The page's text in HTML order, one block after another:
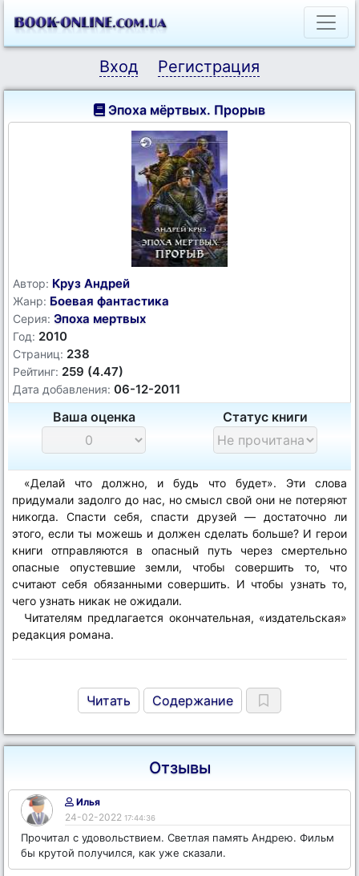
Вход Регистрация
Эпоха мёртвых. Прорыв
Автор: Круз Андрей
Жанр: Боевая фантастика
Серия: Эпоха мертвых
Год: 2010
Страниц: 238
Рейтинг: 259 (4.47)
Дата добавления: 06-12-2011
Ваша оценка Статус книги
«Делай что должно, и будь что будет». Эти слова
придумали задолго до нас, но смысл свой они не потеряют
никогда. Спасти себя, спасти друзей — достаточно ли
этого, если ты можешь и должен сделать больше? И герои
книги отправляются в опасный путь через смертельно
опасные опустевшие земли, чтобы совершить то, что
считают себя обязанными совершить. И чтобы узнать то,
чего узнать никак не ожидали.
Читателям предлагается окончательная, «издательская»
редакция романа.
Читать Содержание
Отзывы
Илья
24-02-2022 17:44:36
Прочитал с удовольствием. Светлая память Андрею. Фильм
бы крутой получился, как уже сказали.